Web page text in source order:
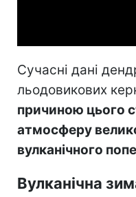
Сучасні дані
льодовикових
причиною цього
атмосферу
вулканічного
Вулканічна